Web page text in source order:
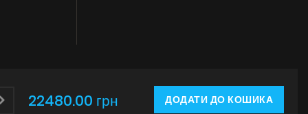
22480.00 грн ДОДАТИ ДО КОШИКА